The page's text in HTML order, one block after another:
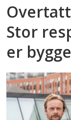
Stor
er